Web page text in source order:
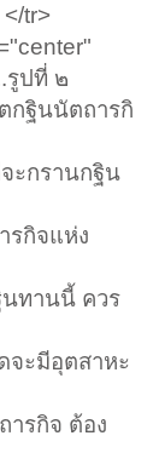
tr>
รูปที่ ๒
กฐินนัตถารกิ
ะกรานกฐิน
รกิจแห่ง
ทานนี้ ควร
จะมีอุตสาหะ
ารกิจ ต้อง